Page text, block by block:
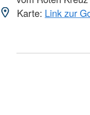
Karte: Link zur